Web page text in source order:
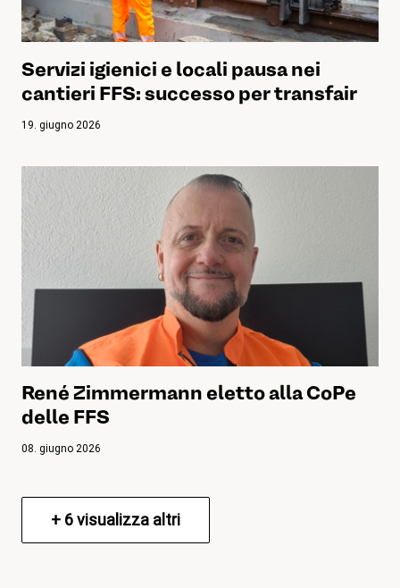
Servizi igienici e locali pausa nei
cantieri FFS: successo per transfair
19. giugno 2026
René Zimmermann eletto alla CoPe
delle FFS
08. giugno 2026
+ 6visualizza altri